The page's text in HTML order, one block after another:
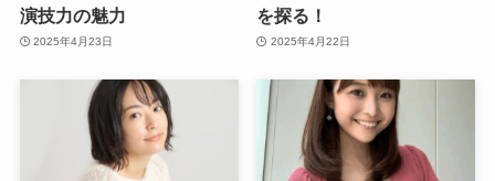
演技力の魅力
2025年4月23日
を探る！
2025年4月22日